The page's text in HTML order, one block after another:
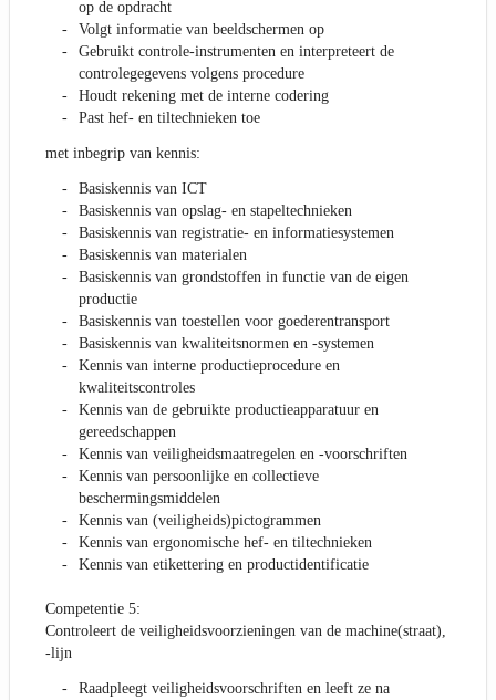
op de opdracht
Volgt informatie van beeldschermen op
Gebruikt controle-instrumenten en interpreteert de
controlegegevens volgens procedure
Houdt rekening met de interne codering
Past hef- en tiltechnieken toe
met inbegrip van kennis:
Basiskennis van ICT
Basiskennis van opslag- en stapeltechnieken
Basiskennis van registratie- en informatiesystemen
Basiskennis van materialen
Basiskennis van grondstoffen in functie van de eigen
productie
Basiskennis van toestellen voor goederentransport
Basiskennis van kwaliteitsnormen en -systemen
Kennis van interne productieprocedure en
kwaliteitscontroles
Kennis van de gebruikte productieapparatuur en
gereedschappen
Kennis van veiligheidsmaatregelen en -voorschriften
Kennis van persoonlijke en collectieve
beschermingsmiddelen
Kennis van (veiligheids)pictogrammen
Kennis van ergonomische hef- en tiltechnieken
Kennis van etikettering en productidentificatie
Competentie 5:
Controleert de veiligheidsvoorzieningen van de machine(straat),
-lijn
Raadpleegt veiligheidsvoorschriften en leeft ze na